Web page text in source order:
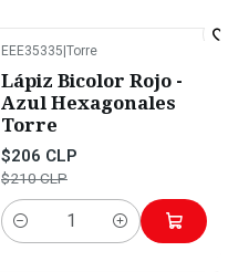
EEE35335 Torre
Lápiz Bicolor Rojo -
Azul Hexagonales
Torre
$206 CLP
$210 CLP
Cantidad